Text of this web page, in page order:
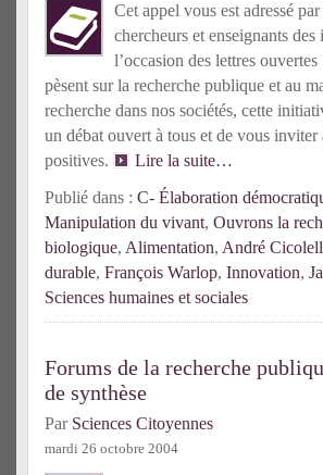
Cet appel vous est adressé
chercheurs et enseignants
l’occasion des lettres
pèsent sur la recherche publique et au
recherche dans nos sociétés, cette
un débat ouvert à tous et de vous
positives.
Lire la suite…
Publié dans : C- Élaboration
Manipulation du vivant, Ouvrons la
biologique, Alimentation, André
durable, François Warlop, Innovation,
Sciences humaines et sociales
Forums de la recherche
de synthèse
Par Sciences Citoyennes
mardi 26 octobre 2004